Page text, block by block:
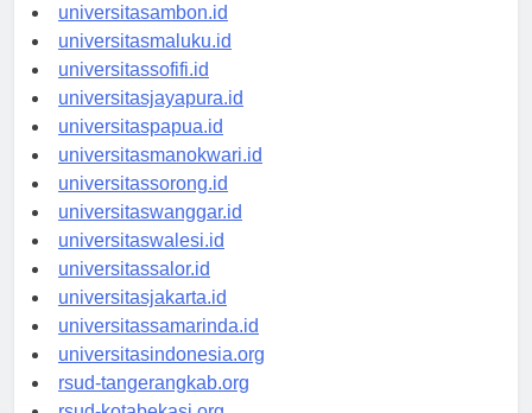
universitasambon.id
universitasmaluku.id
universitassofifi.id
universitasjayapura.id
universitaspapua.id
universitasmanokwari.id
universitassorong.id
universitaswanggar.id
universitaswalesi.id
universitassalor.id
universitasjakarta.id
universitassamarinda.id
universitasindonesia.org
rsud-tangerangkab.org